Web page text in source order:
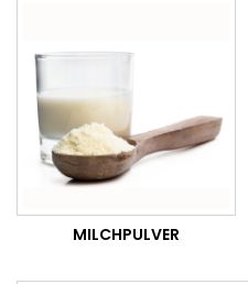
MILCHPULVER